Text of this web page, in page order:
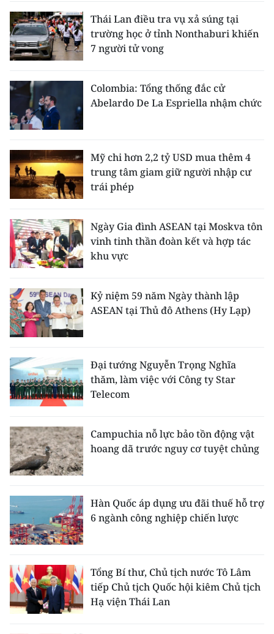
Thái Lan điều tra vụ xả súng tại
trường học ở tỉnh Nonthaburi khiến
7 người tử vong
Colombia: Tổng thống đắc cử
Abelardo De La Espriella nhậm chức
Mỹ chi hơn 2,2 tỷ USD mua thêm 4
trung tâm giam giữ người nhập cư
trái phép
Ngày Gia đình ASEAN tại Moskva tôn
vinh tinh thần đoàn kết và hợp tác
khu vực
Kỷ niệm 59 năm Ngày thành lập
ASEAN tại Thủ đô Athens (Hy Lạp)
Đại tướng Nguyễn Trọng Nghĩa
thăm, làm việc với Công ty Star
Telecom
Campuchia nỗ lực bảo tồn động vật
hoang dã trước nguy cơ tuyệt chủng
Hàn Quốc áp dụng ưu đãi thuế hỗ trợ
6 ngành công nghiệp chiến lược
Tổng Bí thư, Chủ tịch nước Tô Lâm
tiếp Chủ tịch Quốc hội kiêm Chủ tịch
Hạ viện Thái Lan